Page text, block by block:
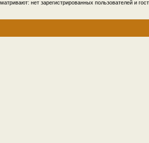
нет зарегистрированных пользователей и